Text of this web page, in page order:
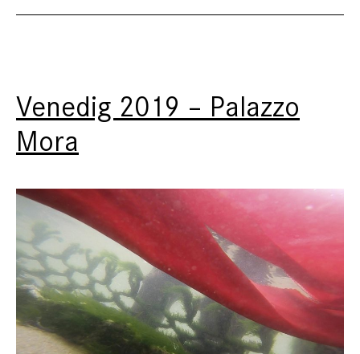
Venedig 2019 – Palazzo
Mora